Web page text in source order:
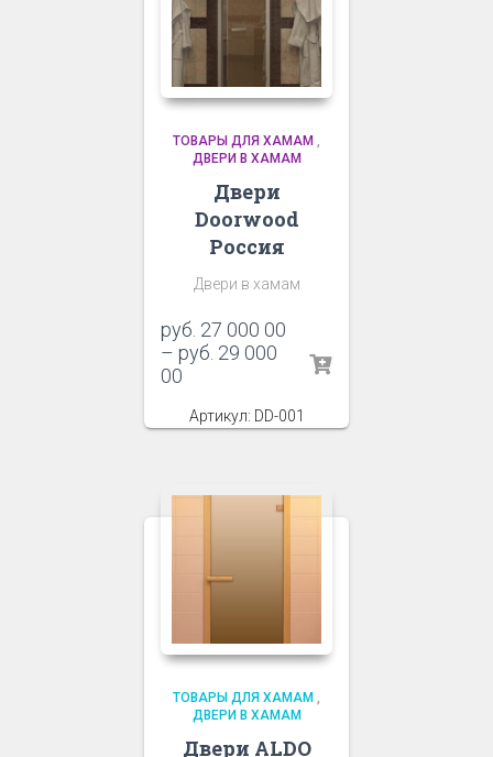
ТОВАРЫ ДЛЯ ХАМАМ ,
ДВЕРИ В ХАМАМ
Двери
Doorwood
Россия
Двери в хамам
руб. 27 000 00
– руб. 29 000
00
Артикул: DD-001
ТОВАРЫ ДЛЯ ХАМАМ ,
ДВЕРИ В ХАМАМ
Двери ALDO